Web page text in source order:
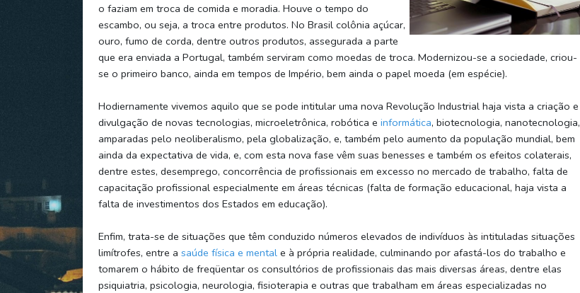
o faziam em troca de comida e moradia. Houve o tempo do
escambo, ou seja, a troca entre produtos. No Brasil colônia açúcar,
ouro, fumo de corda, dentre outros produtos, assegurada a parte
que era enviada a Portugal, também serviram como moedas de troca. Modernizou-se a sociedade, criou-
se o primeiro banco, ainda em tempos de Império, bem ainda o papel moeda (em espécie).
Hodiernamente vivemos aquilo que se pode intitular uma nova Revolução Industrial haja vista a criação e
divulgação de novas tecnologias, microeletrônica, robótica e informática, biotecnologia, nanotecnologia,
amparadas pelo neoliberalismo, pela globalização, e, também pelo aumento da população mundial, bem
ainda da expectativa de vida, e, com esta nova fase vêm suas benesses e também os efeitos colaterais,
dentre estes, desemprego, concorrência de profissionais em excesso no mercado de trabalho, falta de
capacitação profissional especialmente em áreas técnicas (falta de formação educacional, haja vista a
falta de investimentos dos Estados em educação).
Enfim, trata-se de situações que têm conduzido números elevados de indivíduos às intituladas situações
limítrofes, entre a saúde física e mentale à própria realidade, culminando por afastá-los do trabalho e
tomarem o hábito de freqüentar os consultórios de profissionais das mais diversas áreas, dentre elas
psiquiatria, psicologia, neurologia, fisioterapia e outras que trabalham em áreas especializadas no